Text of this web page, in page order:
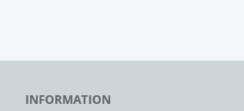
INFORMATION